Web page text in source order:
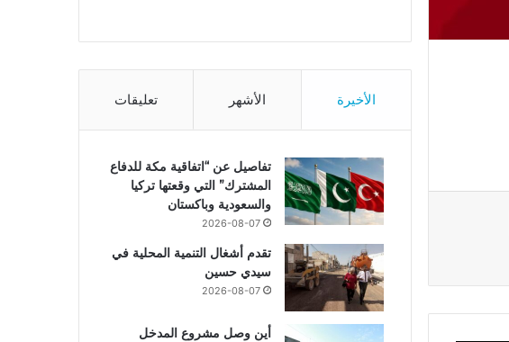
الأخيرة الأشهر تعليقات
تفاصيل عن “اتفاقية مكة للدفاع
المشترك” التي وقعتها تركيا
والسعودية وباكستان
2026-08-07
تقدم أشغال التنمية المحلية في
سيدي حسين
2026-08-07
أين وصل مشروع المدخل